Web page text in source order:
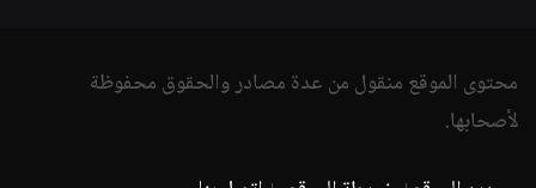
محتوى الموقع منقول من عدة مصادر والحقوق محفوظة
لأصحابها.